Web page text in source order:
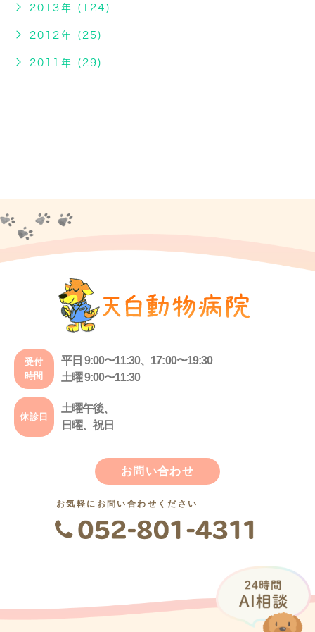
2013年 (124)
2012年 (25)
2011年 (29)
受付
時間
平日 9:00〜11:30、17:00〜19:30
土曜 9:00〜11:30
休診日
土曜午後、
日曜、祝日
お問い合わせ
お気軽にお問い合わせください